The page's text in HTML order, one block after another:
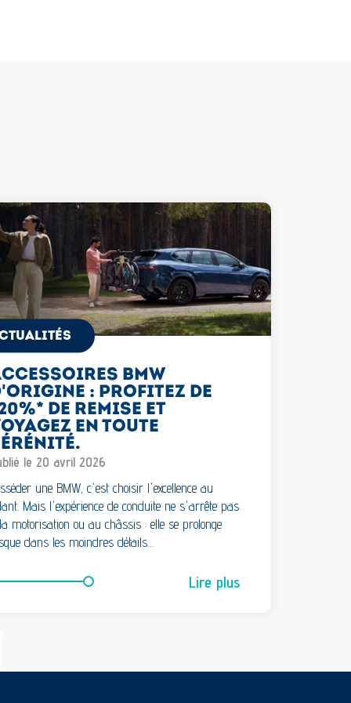
BMW
: PROFITEZ DE
DE REMISE ET
EN TOUTE
le 20 avril 2026
une BMW, c'est choisir l'excellence au
Mais l'expérience de conduite ne s'arrête pas
motorisation ou au châssis : elle se prolonge
dans les moindres détails…
Lire plus